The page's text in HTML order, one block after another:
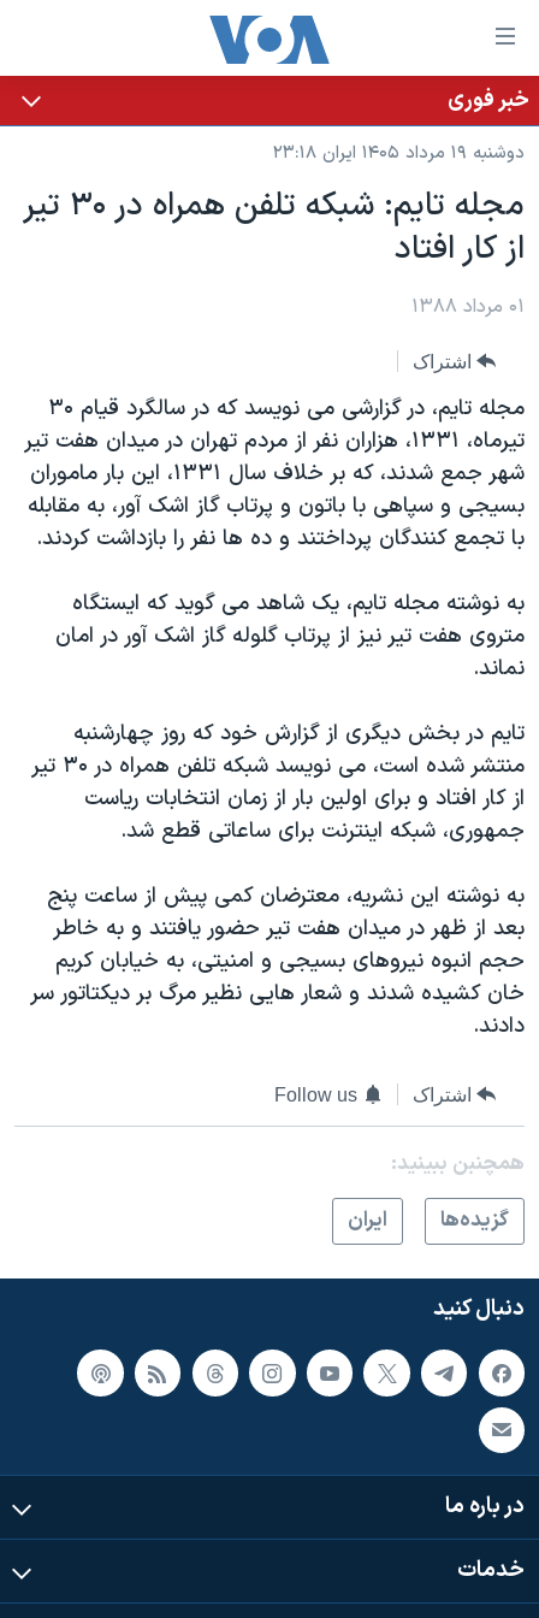
لینکهای
قابل
دسترسی
جهش
محتوای
اصلی
جهش
اصلی
جهش
به
جستجو
خانه
نسخه سبک وب‌سایت
موضوع ها
ایران
آمریکا
گزیده‌ها
ویژه برنامه‌ها
ویدیوها
حقوق شهروندی
اقتصادی
اسرائیل در جنگ
گالری عکس
آرشیو پخش زنده
برنامه های تلویزیونی
جدول برنامه ها
صفحه‌های ویژه
عملیات خشم حماسی
۲۵۰سالگی آمریکا
بایگانی برنامه‌های تلویزیونی
انتخابات ریاست جمهوری آمریکا ۲۰۲۴
حمله جمهوری اسلامی به اسرائیل
ورزش زنان در ایران
اعتراضات زن، زندگی، آزادی
مجموعه مستندهای دادخواهی
دادگاه حمید نوری
چهل سال گروگان‌گیری
قانون شفافیت دارائی کادر رهبری ایران
اسرائیل در جنگ
نرگس محمدی برنده جایزه نوبل صلح
همایش محافظه‌کاران آمریکا «سی‌پک»
صفحه‌های ویژه
فرکانس‌های صدای آمریکا
پخش رادیویی
یادگیری زبان انگلیسی
زبانهای مختلف
خبر فوری
دوشنبه ۱۹ مرداد ۱۴۰۵ ایران ۲۳:۱۸
مجله تایم: شبکه تلفن همراه در ۳۰ تیر
از کار افتاد
۰۱ مرداد ۱۳۸۸
اشتراک
مجله تایم، در گزارشی می نویسد که در سالگرد قیام ۳۰
تیرماه، ۱۳۳۱، هزاران نفر از مردم تهران در میدان هفت تیر
شهر جمع شدند، که بر خلاف سال ۱۳۳۱، این بار ماموران
بسیجی و سپاهی با باتون و پرتاب گاز اشک آور، به مقابله
با تجمع کنندگان پرداختند و ده ها نفر را بازداشت کردند.
به نوشته مجله تایم، یک شاهد می گوید که ایستگاه
متروی هفت تیر نیز از پرتاب گلوله گاز اشک آور در امان
نماند.
تایم در بخش دیگری از گزارش خود که روز چهارشنبه
منتشر شده است، می نویسد شبکه تلفن همراه در ۳۰ تیر
از کار افتاد و برای اولین بار از زمان انتخابات ریاست
جمهوری، شبکه اینترنت برای ساعاتی قطع شد.
به نوشته این نشریه، معترضان کمی پیش از ساعت پنج
بعد از ظهر در میدان هفت تیر حضور یافتند و به خاطر
حجم انبوه نیروهای بسیجی و امنیتی، به خیابان کریم
خان کشیده شدند و شعار هایی نظیر مرگ بر دیکتاتور سر
دادند.
اشتراک Follow us
همچنبن ببینید:
گزيده‌ها
ايران
دنبال کنید
در باره ما
خدمات